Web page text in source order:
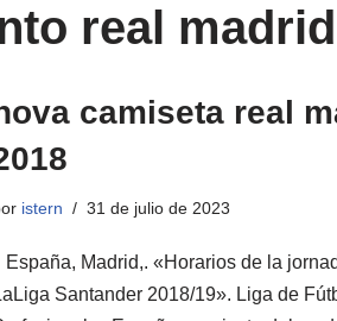
real
camiseta real
istern 31 de julio de 2023
España, Madrid,. «Horarios de la
Santander 2018/19». Liga de